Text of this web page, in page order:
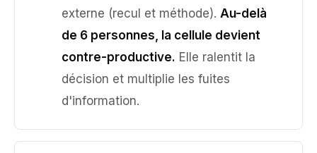
externe (recul et méthode). Au-delà
de 6 personnes, la cellule devient
contre-productive. Elle ralentit la
décision et multiplie les fuites
d'information.